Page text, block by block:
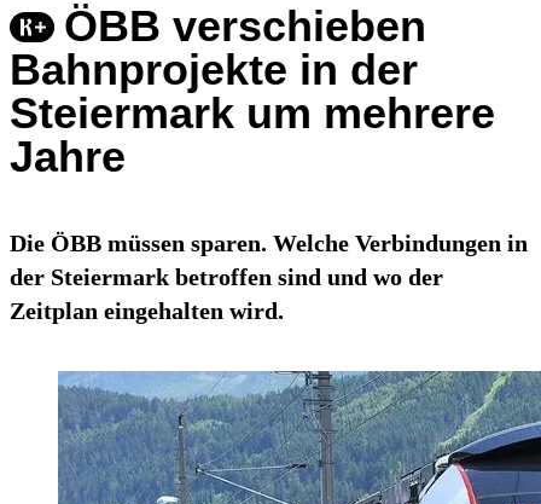
ÖBB verschieben
Bahnprojekte in der
Steiermark um mehrere
Jahre
Die ÖBB müssen sparen. Welche Verbindungen in
der Steiermark betroffen sind und wo der
Zeitplan eingehalten wird.